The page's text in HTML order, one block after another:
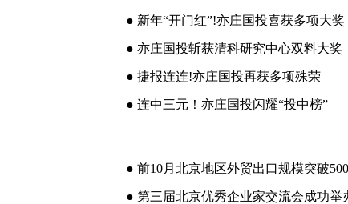
● 新年“开门红”!亦庄国投喜获多项大奖
● 亦庄国投斩获清科研究中心双料大奖
● 捷报连连!亦庄国投再获多项殊荣
● 连中三元！亦庄国投闪耀“投中榜”
● 前10月北京地区外贸出口规模突破
● 第三届北京优秀企业家交流会成功举